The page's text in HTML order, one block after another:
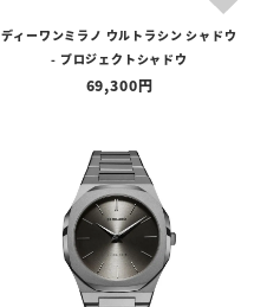
ディーワンミラノ ウルトラシン シャドウ
- プロジェクトシャドウ
69,300